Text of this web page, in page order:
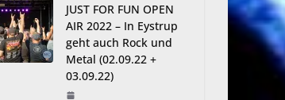
JUST FOR FUN OPEN
AIR 2022 – In Eystrup
geht auch Rock und
Metal (02.09.22 +
03.09.22)